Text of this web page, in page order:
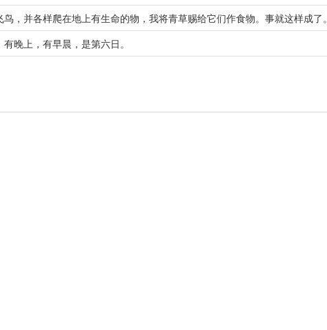
，并各样爬在地上有生命的物，我将青草赐给它们作食物。事就这样成了。
晚上，有早晨，是第六日。